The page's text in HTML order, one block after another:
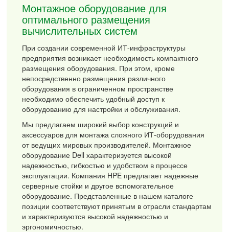
Монтажное оборудование для
оптимального размещения
вычислительных систем
При создании современной ИТ-инфраструктуры
предприятия возникает необходимость компактного
размещения оборудования. При этом, кроме
непосредственно размещения различного
оборудования в ограниченном пространстве
необходимо обеспечить удобный доступ к
оборудованию для настройки и обслуживания.
Мы предлагаем широкий выбор конструкций и
аксессуаров для монтажа сложного ИТ-оборудования
от ведущих мировых производителей. Монтажное
оборудование Dell характеризуется высокой
надежностью, гибкостью и удобством в процессе
эксплуатации. Компания HPE предлагает надежные
серверные стойки и другое вспомогательное
оборудование. Представленные в нашем каталоге
позиции соответствуют принятым в отрасли стандартам
и характеризуются высокой надежностью и
эргономичностью.